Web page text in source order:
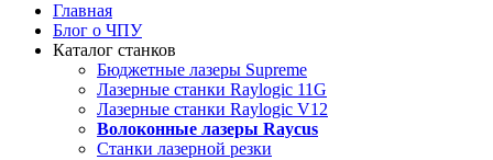
Главная
Блог о ЧПУ
Каталог станков
Бюджетные лазеры Supreme
Лазерные станки Raylogic 11G
Лазерные станки Raylogic V12
Волоконные лазеры Raycus
Станки лазерной резки